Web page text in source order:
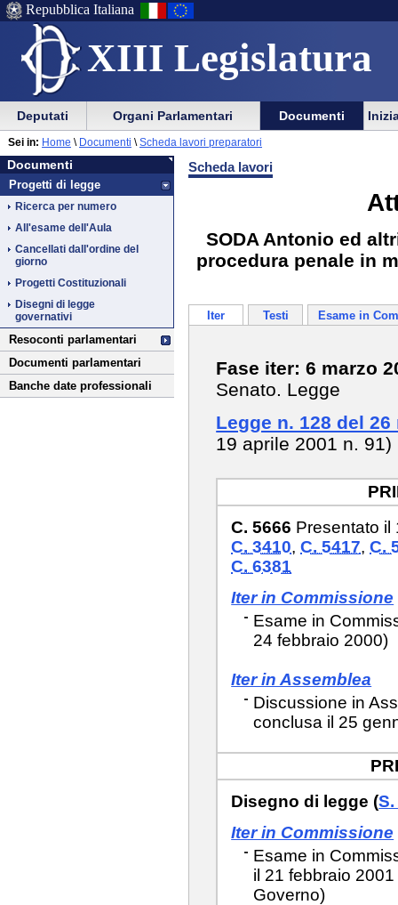
XIII Legislatura
Menu
di
ausilio
alla
navigazione
Vai
Menu
di
navigazione
principale
Repubblica Italiana
Menu
di
navigazione
principale
Vai
menu
di
sezione
Deputati Organi Parlamentari Documenti
Documenti
Vai
al
contenuto
Documenti
Progetti di legge
Ricerca per numero
All'esame dell'Aula
Cancellati dall'ordine del
giorno
Progetti Costituzionali
Disegni di legge
governativi
Resoconti parlamentari
Documenti parlamentari
Banche date professionali
Sei in: Home \ Documenti \ Scheda lavori preparatori
Scheda lavori
SODA Antonio ed
procedura penale in
Iter Testi Esame in
Fase iter: 6 marzo
Senato. Legge
Legge n. 128 del 26
19 aprile 2001 n.
C. 5666 Presentato il
C. 3410,C. 5417,C.
C. 6381
Iter in Commissione
Esame in
24 febbraio 2000)
Iter in Assemblea
Discussione in
conclusa il 25
Disegno di legge (
Iter in Commissione
Esame in
il 21 febbraio
Governo)